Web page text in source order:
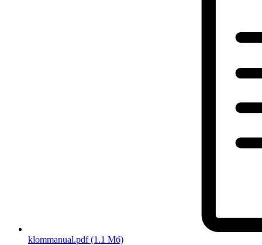
klommanual.pdf(1.1 Мб)